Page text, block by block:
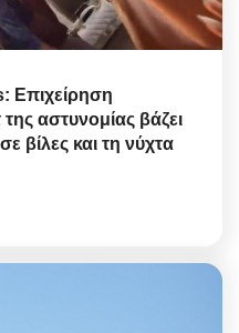
Επιχείρηση
αστυνομίας βάζει
βίλες και τη νύχτα